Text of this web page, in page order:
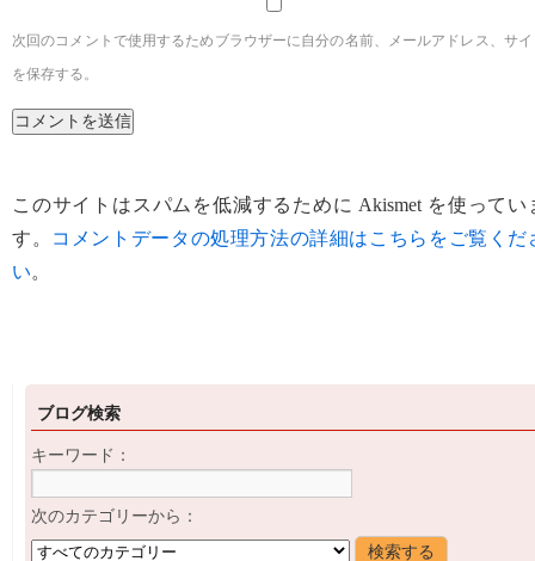
次回のコメントで使用するためブラウザーに自分の名前、メールアドレス、サ
を保存する。
このサイトはスパムを低減するために Akismet を使ってい
す。
コメントデータの処理方法の詳細はこちらをご覧くだ
い。
ブログ検索
キーワード：
次のカテゴリーから：